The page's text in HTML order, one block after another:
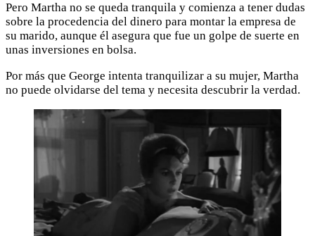
Pero Martha no se queda tranquila y comienza a tener dudas
sobre la procedencia del dinero para montar la empresa de
su marido, aunque él asegura que fue un golpe de suerte en
unas inversiones en bolsa.
Por más que George intenta tranquilizar a su mujer, Martha
no puede olvidarse del tema y necesita descubrir la verdad.